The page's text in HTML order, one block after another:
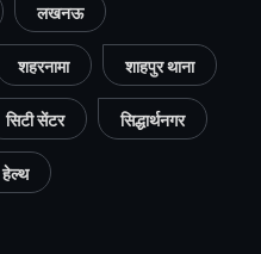
लखनऊ
शहरनामा शाहपुर थाना
सिटी सेंटर सिद्धार्थनगर
हेल्थ